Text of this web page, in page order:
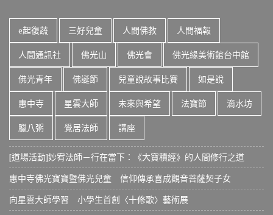
e起復蔬 三好兒童 人間佛教 人間福報
人間通訊社 佛光山 佛光會 佛光緣美術館台中館
佛光青年 佛誕節 兒童說故事比賽 如是說
惠中寺 星雲大師 未來與希望 法寶節 滴水坊
臘八粥 覺居法師 講座
[道場活動]妙宥法師－行在當下：《大寶積經》的人間修行之道
惠中寺佛光寶寶暨佛光兒童 信仰傳承喜成觀音菩薩契子女
向星雲大師學習 小學生首創〈十修歌〉藝術展